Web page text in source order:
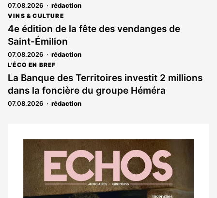
07.08.2026 rédaction
VINS & CULTURE
4e édition de la fête des vendanges de
Saint-Émilion
07.08.2026 rédaction
L'ÉCO EN BREF
La Banque des Territoires investit 2 millions
dans la foncière du groupe Héméra
07.08.2026 rédaction
Notre
dernier
magazine